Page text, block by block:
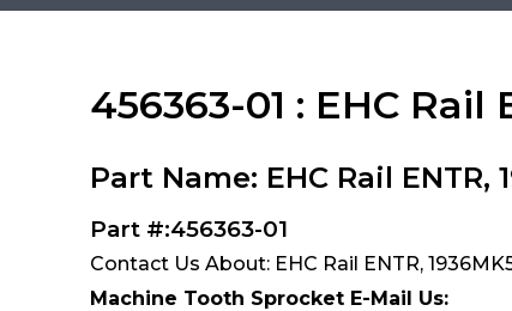
456363-01 : EHC Rail
Part Name: EHC Rail ENTR,
Part #:456363-01
Contact Us About: EHC Rail ENTR,
Machine Tooth Sprocket E-Mail Us: